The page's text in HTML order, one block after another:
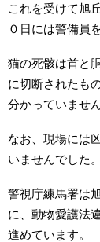
これを受けて旭
０日には警備員
猫の死骸は首と
に切断されたも
分かっていませ
なお、現場には
いませんでした。
警視庁練馬署は
に、動物愛護法
進めています。